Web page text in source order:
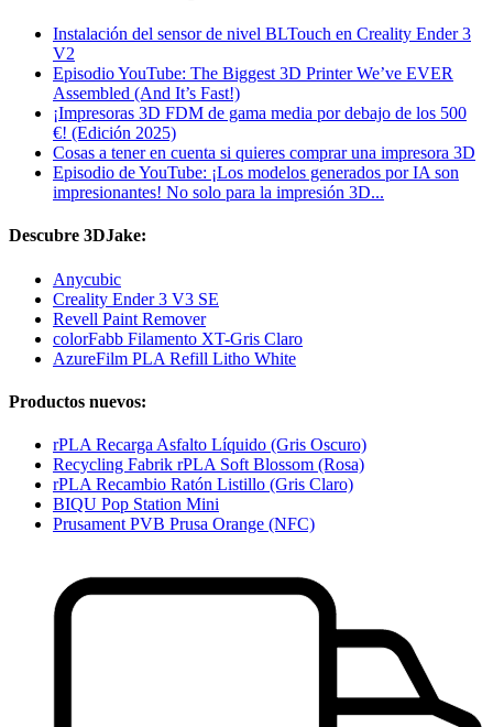
Instalación del sensor de nivel BLTouch en Creality Ender 3
V2
Episodio YouTube: The Biggest 3D Printer We’ve EVER
Assembled (And It’s Fast!)
¡Impresoras 3D FDM de gama media por debajo de los 500
€! (Edición 2025)
Cosas a tener en cuenta si quieres comprar una impresora 3D
Episodio de YouTube: ¡Los modelos generados por IA son
impresionantes! No solo para la impresión 3D...
Descubre 3DJake:
Anycubic
Creality Ender 3 V3 SE
Revell Paint Remover
colorFabb Filamento XT-Gris Claro
AzureFilm PLA Refill Litho White
Productos nuevos:
rPLA Recarga Asfalto Líquido (Gris Oscuro)
Recycling Fabrik rPLA Soft Blossom (Rosa)
rPLA Recambio Ratón Listillo (Gris Claro)
BIQU Pop Station Mini
Prusament PVB Prusa Orange (NFC)